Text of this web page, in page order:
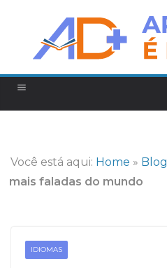
Você está aqui: Home » Blog
mais faladas do mundo
IDIOMAS